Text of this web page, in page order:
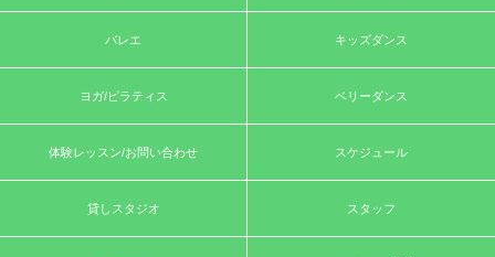
バレエ キッズダンス
ヨガ/ピラティス ベリーダンス
体験レッスン/お問い合わせ スケジュール
貸しスタジオ スタッフ